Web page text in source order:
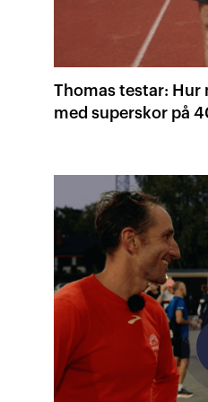
Thomas testar: Hur
med superskor på